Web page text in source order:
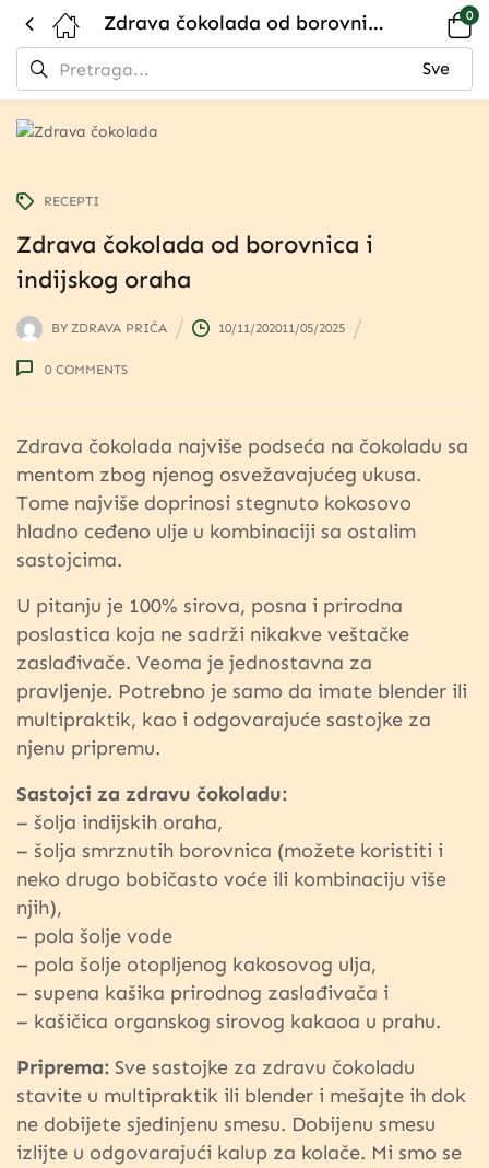
Zdrava čokolada od borovnica i indijskog oraha 0
RECEPTI
Zdrava čokolada od borovnica i
indijskog oraha
BY ZDRAVA PRIČA 10/11/202011/05/2025
0COMMENTS
Zdrava čokolada najviše podseća na čokoladu sa
mentom zbog njenog osvežavajućeg ukusa.
Tome najviše doprinosi stegnuto kokosovo
hladno ceđeno ulje u kombinaciji sa ostalim
sastojcima.
U pitanju je 100% sirova, posna i prirodna
poslastica koja ne sadrži nikakve veštačke
zaslađivače. Veoma je jednostavna za
pravljenje. Potrebno je samo da imate blender ili
multipraktik, kao i odgovarajuće sastojke za
njenu pripremu.
Sastojci za zdravu čokoladu:
– šolja indijskih oraha,
– šolja smrznutih borovnica (možete koristiti i
neko drugo bobičasto voće ili kombinaciju više
njih),
– pola šolje vode
– pola šolje otopljenog kakosovog ulja,
– supena kašika prirodnog zaslađivača i
– kašičica organskog sirovog kakaoa u prahu.
Priprema: Sve sastojke za zdravu čokoladu
stavite u multipraktik ili blender i mešajte ih dok
ne dobijete sjedinjenu smesu. Dobijenu smesu
izlijte u odgovarajući kalup za kolače. Mi smo se